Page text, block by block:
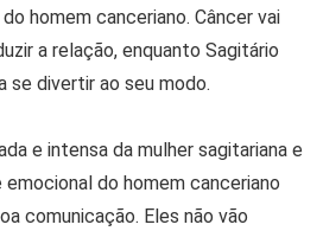
homem canceriano. Câncer vai
a relação, enquanto Sagitário
se divertir ao seu modo.
e intensa da mulher sagitariana e
do homem canceriano
comunicação. Eles não vão